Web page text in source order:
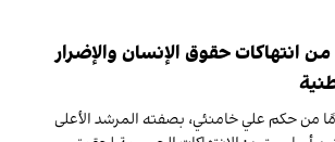
36 عامًا من انتهاكات حقوق الإنسان والإضرار
حصيلة 36 عامًا من حكم علي خامنئي، بصفته المرشد الأعلى